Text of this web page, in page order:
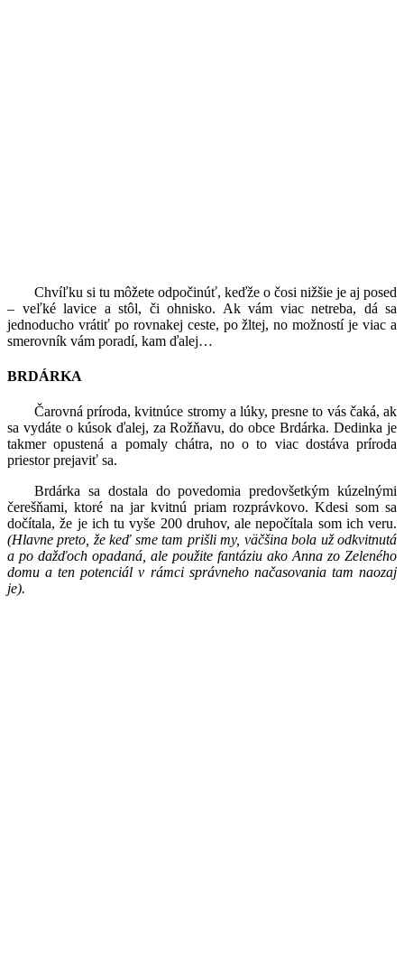
Chvíľku si tu môžete odpočinúť, keďže o čosi nižšie je aj posed
– veľké lavice a stôl, či ohnisko. Ak vám viac netreba, dá sa
jednoducho vrátiť po rovnakej ceste, po žltej, no možností je viac a
smerovník vám poradí, kam ďalej…
BRDÁRKA
Čarovná príroda, kvitnúce stromy a lúky, presne to vás čaká, ak
sa vydáte o kúsok ďalej, za Rožňavu, do obce Brdárka. Dedinka je
takmer opustená a pomaly chátra, no o to viac dostáva príroda
priestor prejaviť sa.
Brdárka sa dostala do povedomia predovšetkým kúzelnými
čerešňami, ktoré na jar kvitnú priam rozprávkovo. Kdesi som sa
dočítala, že je ich tu vyše 200 druhov, ale nepočítala som ich veru.
(Hlavne preto, že keď sme tam prišli my, väčšina bola už odkvitnutá
a po dažďoch opadaná, ale použite fantáziu ako Anna zo Zeleného
domu a ten potenciál v rámci správneho načasovania tam naozaj
je).